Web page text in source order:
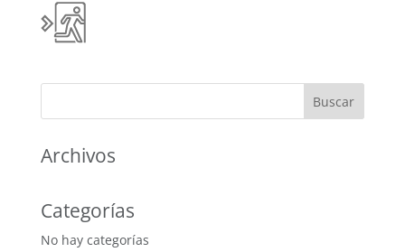
Archivos
Categorías
No hay categorías